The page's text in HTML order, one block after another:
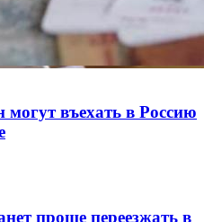
могут въехать в Россию
проще переезжать в